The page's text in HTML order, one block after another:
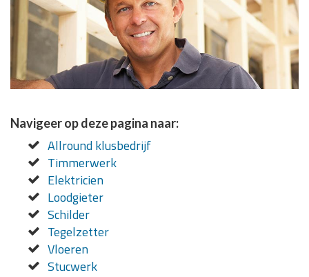
Navigeer op deze pagina naar:
Allround klusbedrijf
Timmerwerk
Elektricien
Loodgieter
Schilder
Tegelzetter
Vloeren
Stucwerk